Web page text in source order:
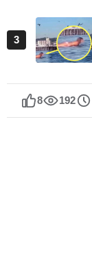
3
8 192